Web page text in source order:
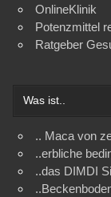
OnlineKlinik
Potenzmittel
Ratgeber
Was ist..
.. Maca von
..erbliche
..das DIMDI